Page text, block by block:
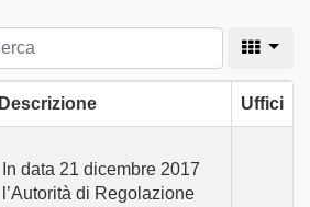
Descrizione Uffici
In data 21 dicembre 2017
l’Autorità di Regolazione